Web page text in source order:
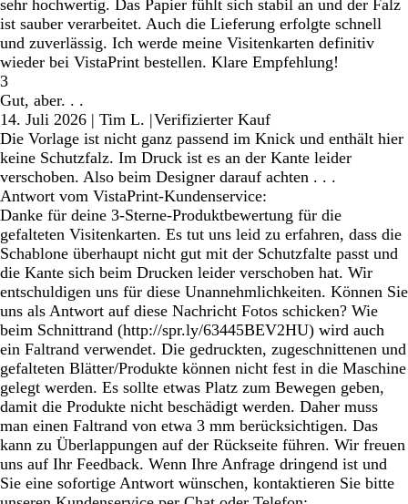
sehr hochwertig. Das Papier fühlt sich stabil an und der Falz
ist sauber verarbeitet. Auch die Lieferung erfolgte schnell
und zuverlässig. Ich werde meine Visitenkarten definitiv
wieder bei VistaPrint bestellen. Klare Empfehlung!
3
Gut, aber. . .
14. Juli 2026 | Tim L. |Verifizierter Kauf
Die Vorlage ist nicht ganz passend im Knick und enthält hier
keine Schutzfalz. Im Druck ist es an der Kante leider
verschoben. Also beim Designer darauf achten . . .
Antwort vom VistaPrint-Kundenservice:
Danke für deine 3-Sterne-Produktbewertung für die
gefalteten Visitenkarten. Es tut uns leid zu erfahren, dass die
Schablone überhaupt nicht gut mit der Schutzfalte passt und
die Kante sich beim Drucken leider verschoben hat. Wir
entschuldigen uns für diese Unannehmlichkeiten. Können Sie
uns als Antwort auf diese Nachricht Fotos schicken? Wie
beim Schnittrand (http://spr.ly/63445BEV2HU) wird auch
ein Faltrand verwendet. Die gedruckten, zugeschnittenen und
gefalteten Blätter/Produkte können nicht fest in die Maschine
gelegt werden. Es sollte etwas Platz zum Bewegen geben,
damit die Produkte nicht beschädigt werden. Daher muss
man einen Faltrand von etwa 3 mm berücksichtigen. Das
kann zu Überlappungen auf der Rückseite führen. Wir freuen
uns auf Ihr Feedback. Wenn Ihre Anfrage dringend ist und
Sie eine sofortige Antwort wünschen, kontaktieren Sie bitte